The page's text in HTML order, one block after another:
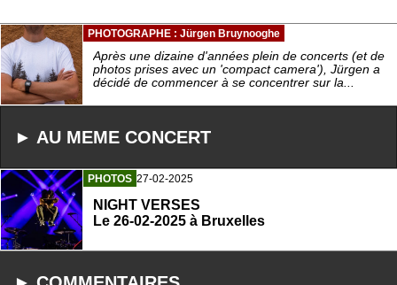
PHOTOGRAPHE : Jürgen Bruynooghe
Après une dizaine d'années plein de concerts (et de
photos prises avec un 'compact camera'), Jürgen a
décidé de commencer à se concentrer sur la...
► AU MEME CONCERT
PHOTOS 27-02-2025
NIGHT VERSES
Le 26-02-2025 à Bruxelles